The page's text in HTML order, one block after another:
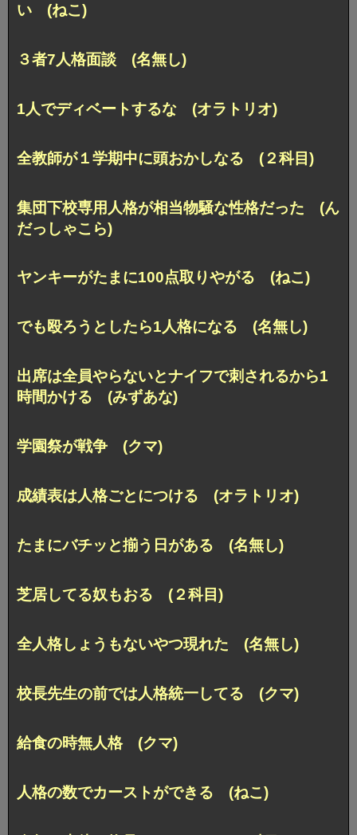
い (ねこ)
３者7人格面談 (名無し)
1人でディベートするな (オラトリオ)
全教師が１学期中に頭おかしなる (２科目)
集団下校専用人格が相当物騒な性格だった (ん
だっしゃこら)
ヤンキーがたまに100点取りやがる (ねこ)
でも殴ろうとしたら1人格になる (名無し)
出席は全員やらないとナイフで刺されるから1
時間かける (みずあな)
学園祭が戦争 (クマ)
成績表は人格ごとにつける (オラトリオ)
たまにバチッと揃う日がある (名無し)
芝居してる奴もおる (２科目)
全人格しょうもないやつ現れた (名無し)
校長先生の前では人格統一してる (クマ)
給食の時無人格 (クマ)
人格の数でカーストができる (ねこ)